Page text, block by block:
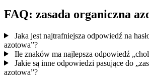
FAQ: zasada organiczna
Jaka jest najtrafniejsza odpowiedź na
azotowa”?
Ile znaków ma najlepsza odpowiedź
Jakie są inne odpowiedzi pasujące do
azotowa”?